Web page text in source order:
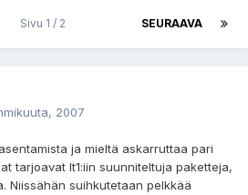
SEURAAVA
Sivu 1 / 2
2007
ja mieltä askarruttaa pari
tarjoavat lt1:iin suunniteltuja paketteja,
Niissähän suihkutetaan pelkkää